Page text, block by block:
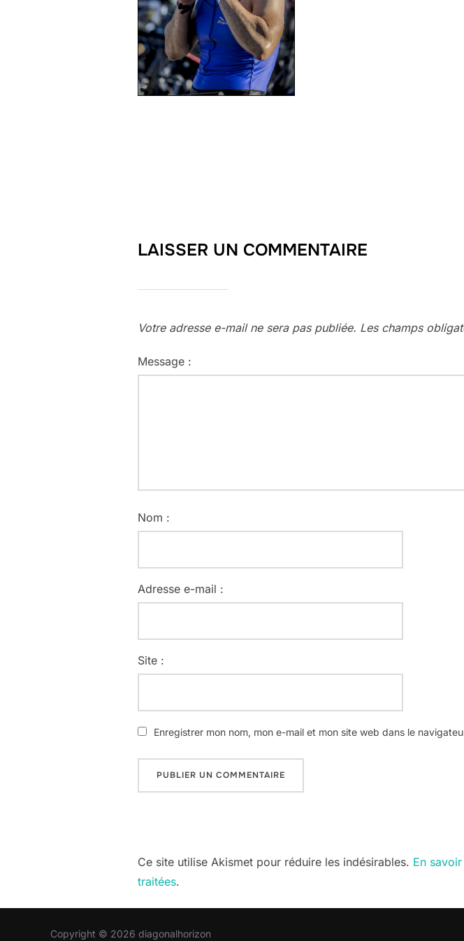
LAISSER UN COMMENTAIRE
Votre adresse e-mail ne sera pas publiée. Les champs
Message :
Nom :
Adresse e-mail :
Site :
Enregistrer mon nom, mon e-mail et mon site web dans le
Ce site utilise Akismet pour réduire les indésirables. En
traitées.
Copyright © 2026 diagonalhorizon